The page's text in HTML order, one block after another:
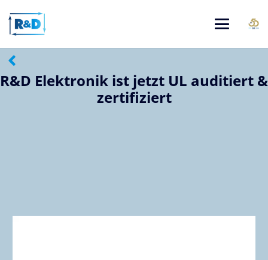
R&D Elektronik ist jetzt UL auditiert &
zertifiziert